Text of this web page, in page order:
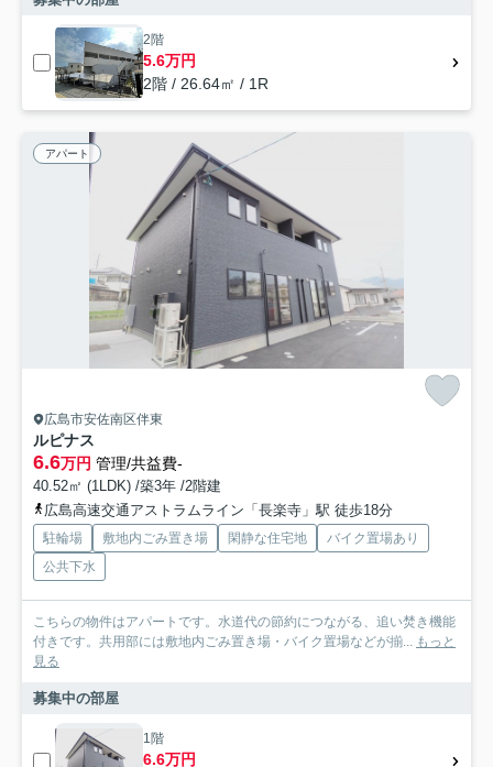
2階
5.6万円
2階 / 26.64㎡ / 1R
アパート
広島市安佐南区伴東
ルピナス
6.6万円 管理/共益費-
40.52㎡ (1LDK) /築3年 /2階建
広島高速交通アストラムライン「長楽寺」駅 徒歩18分
駐輪場 敷地内ごみ置き場 閑静な住宅地
バイク置場あり
公共下水
こちらの物件はアパートです。水道代の節約につながる、追い焚き機能
付きです。共用部には敷地内ごみ置き場・バイク置場などが揃... もっと
見る
募集中の部屋
1階
6.6万円